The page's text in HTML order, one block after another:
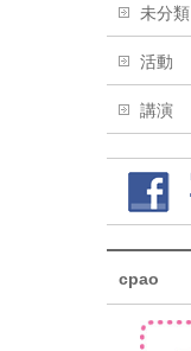
未分類
活動
講演
cpao